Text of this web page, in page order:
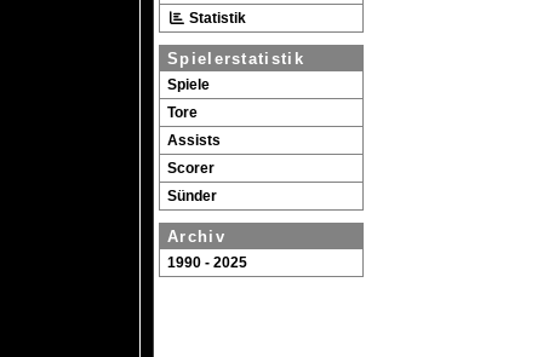
Statistik
Spielerstatistik
Spiele
Tore
Assists
Scorer
Sünder
Archiv
1990 - 2025